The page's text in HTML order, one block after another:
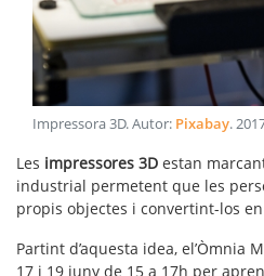
Impressora 3D. Autor: Pixabay.
Les impressores 3D estan
industrial permetent que les
propis objectes i convertint-los
Partint d’aquesta idea, el’Òmnia
17 i 19 juny de 15 a 17h per